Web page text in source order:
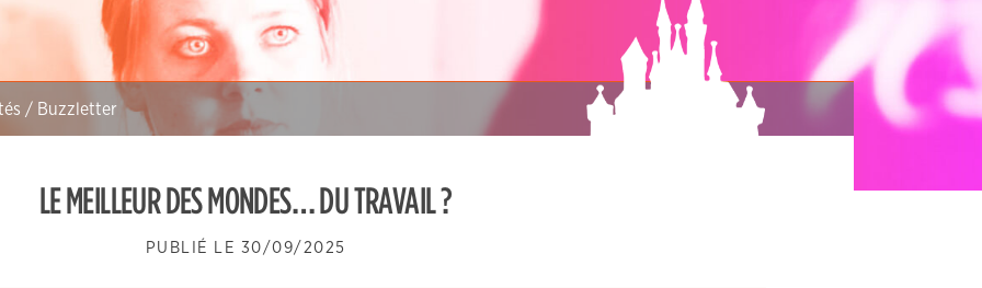
/ Buzzletter
LE MEILLEUR DES MONDES… DU TRAVAIL ?
PUBLIÉ LE 30/09/2025